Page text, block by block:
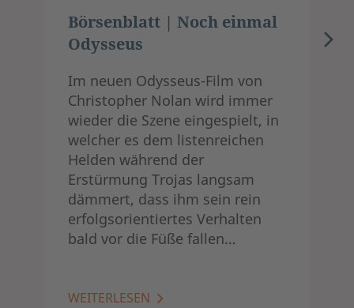
Börsenblatt | Noch einmal
Odysseus
Im neuen Odysseus-Film von
Christopher Nolan wird immer
wieder die Szene eingespielt, in
welcher es dem listenreichen
Helden während der
Erstürmung Trojas langsam
dämmert, dass ihm sein rein
erfolgsorientiertes Verhalten
bald vor die Füße fallen…
WEITERLESEN